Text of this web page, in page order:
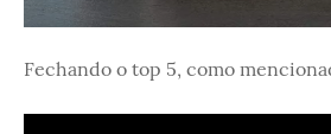
Fechando o top 5, como